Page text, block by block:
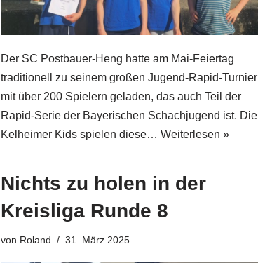
Der SC Postbauer-Heng hatte am Mai-Feiertag
traditionell zu seinem großen Jugend-Rapid-Turnier
mit über 200 Spielern geladen, das auch Teil der
Rapid-Serie der Bayerischen Schachjugend ist. Die
Kelheimer Kids spielen diese… Weiterlesen »
Nichts zu holen in der
Kreisliga Runde 8
von Roland 31. März 2025